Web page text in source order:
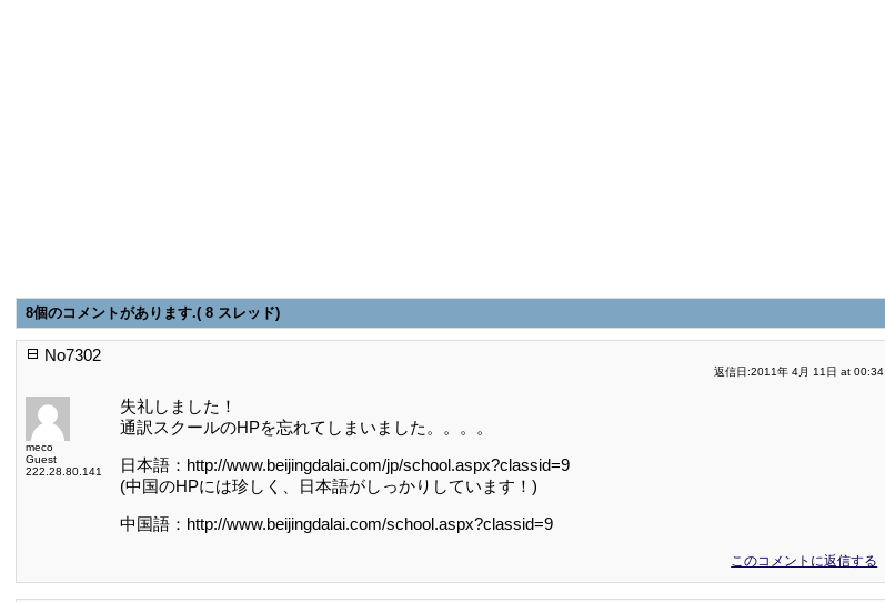
8個のコメントがあります.( 8 スレッド)
No7302
返信日:2011年 4月 11日 at 00:34
meco
Guest
222.28.80.141
失礼しました！
通訳スクールのHPを忘れてしまいました。。。。
日本語：http://www.beijingdalai.com/jp/school.aspx?classid=9
(中国のHPには珍しく、日本語がしっかりしています！)
中国語：http://www.beijingdalai.com/school.aspx?classid=9
このコメントに返信する